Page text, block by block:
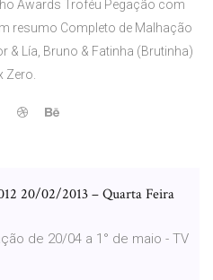
Awards Troféu Pegação com
resumo Completo de Malhação
& Lía, Bruno & Fatinha (Brutinha)
Zero.
20/02/2013 – Quarta Feira
de 20/04 a 1° de maio - TV